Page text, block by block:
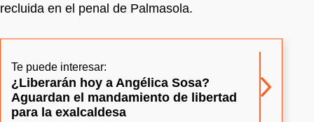
recluida en el penal de Palmasola.
Te puede interesar:
¿Liberarán hoy a Angélica Sosa?
Aguardan el mandamiento de libertad
para la exalcaldesa